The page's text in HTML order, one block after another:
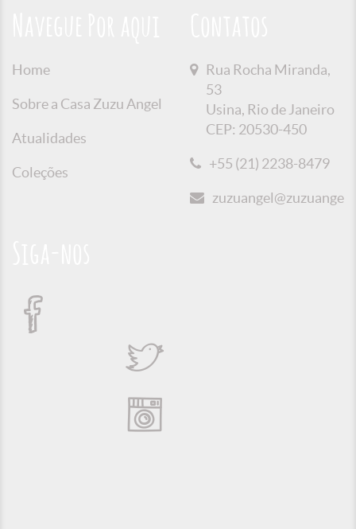
Home
Sobre a Casa Zuzu Angel
Atualidades
Coleções
Rua Rocha Miranda,
53
Usina, Rio de Janeiro
CEP: 20530-450
+55 (21) 2238-8479